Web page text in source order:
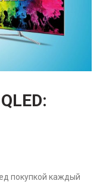
покупкой каждый